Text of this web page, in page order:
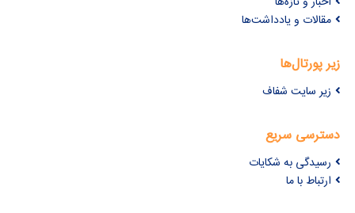
مقالات و یادداشت‌ها
زیر پورتال‌ها
زیر سایت شفاف
دسترسی سریع
رسیدگی به شکایات
ارتباط با ما